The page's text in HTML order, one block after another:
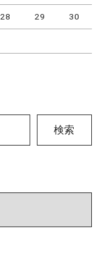
28 29 30
検索